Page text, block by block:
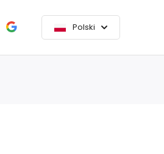
Polski